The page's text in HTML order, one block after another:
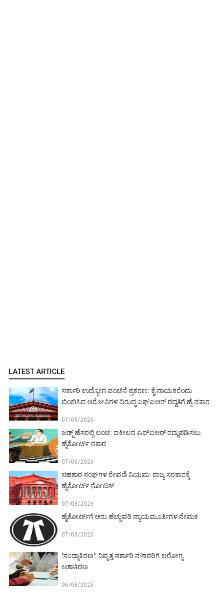
LATEST ARTICLE
ಸರ್ಕಾರಿ ಉದ್ಯೋಗ ವಂಚನೆ ಪ್ರಕರಣ: ಕೈ ನಾಯಕರೆಂದು
ಬಿಂಬಿಸಿದ ಆರೋಪಿಗಳ ವಿರುದ್ಧ ಎಫ್‌ಐಆರ್ ರದ್ದತಿಗೆ ಹೈ ನಕಾರ
07/08/2026 -
ಜಡ್ಜ್ ಹೆಸರಲ್ಲಿ ಲಂಚ: ವಕೀಲನ ಎಫ್‌ಐಆರ್ ರದ್ದುಪಡಿಸಲು
ಹೈಕೋರ್ಟ್ ನಕಾರ
07/08/2026 -
ಸಹಕಾರ ಸಂಘಗಳ ಠೇವಣಿ ನಿಯಮ: ರಾಜ್ಯ ಸರಕಾರಕ್ಕೆ
ಹೈಕೋರ್ಟ್ ನೋಟಿಸ್
07/08/2026 -
ಹೈಕೋರ್ಟ್‌ಗೆ ಆರು ಹೆಚ್ಚುವರಿ ನ್ಯಾಯಮೂರ್ತಿಗಳ ನೇಮಕ
07/08/2026 -
'ಸಂಧ್ಯಾಕಿರಣ': ನಿವೃತ್ತ ಸರ್ಕಾರಿ ನೌಕರರಿಗೆ ಆರೋಗ್ಯ
ಆಶಾಕಿರಣ
06/08/2026 -